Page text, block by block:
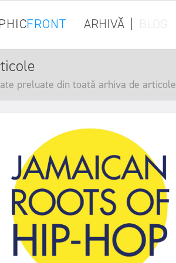
FRONT ARHIVĂ
preluate din toată arhiva de articole